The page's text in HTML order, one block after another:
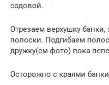
содовой.
Отрезаем верхушку банки,
полоски. Подгибаем
дружку(см фото) пока
Осторожно с краями